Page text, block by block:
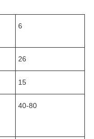
6
26
15
40-80